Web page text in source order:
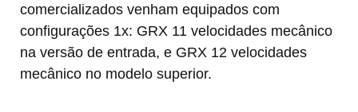
comercializados venham equipados com
configurações 1x: GRX 11 velocidades mecânico
na versão de entrada, e GRX 12 velocidades
mecânico no modelo superior.